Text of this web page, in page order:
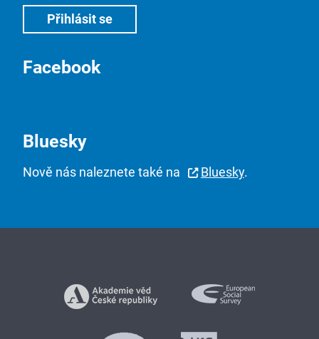
Facebook
Bluesky
Nově nás naleznete také na Bluesky.